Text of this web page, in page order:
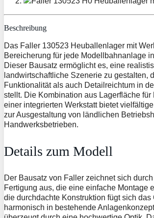
Beschreibung
Das Faller 130523 Heuballenlager mit
Bereicherung für jede Modellbahnanlage
Dieser Bausatz ermöglicht es, eine
landwirtschaftliche Szenerie zu gestalten,
Funktionalität als auch Detailreichtum in
stellt. Die Kombination aus Lagerfläche für
einer integrierten Werkstatt bietet
zur Ausgestaltung von ländlichen
Handwerksbetrieben.
Details zum Modell
Der Bausatz von Faller zeichnet sich
Fertigung aus, die eine einfache Montage
die durchdachte Konstruktion fügt sich das
harmonisch in bestehende